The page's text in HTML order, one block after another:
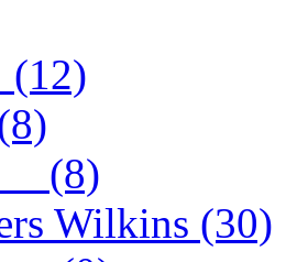
(12)
(8)
Wilkins (30)